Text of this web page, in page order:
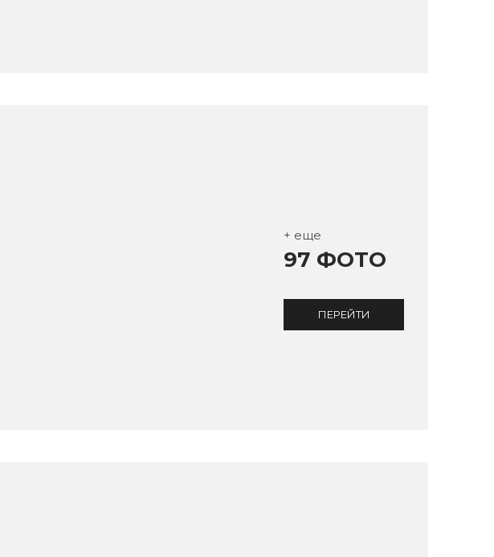
+ еще
97 ФОТО
ПЕРЕЙТИ